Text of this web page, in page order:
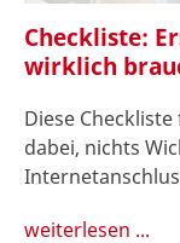
Checkliste:
wirklich
Diese
dabei, nichts
weiterlesen ...